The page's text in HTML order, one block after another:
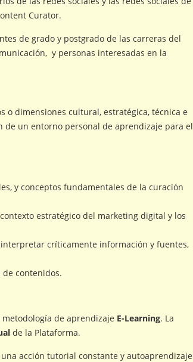
Curator.
de grado y postgrado de las carreras del
y personas interesadas en la
o dimensiones cultural, estratégica, técnica e
un entorno personal de aprendizaje para el
y conceptos fundamentales de la curación
estratégico del marketing digital y los
críticamente información y fuentes,
contenidos.
metodología de aprendizaje E-Learning. La
de la Plataforma.
acción tutorial constante y autoaprendizaje